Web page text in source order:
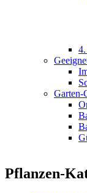
Garten-
Pflanzen-